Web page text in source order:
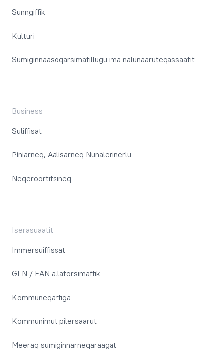
Sunngiffik
Kulturi
Sumiginnaasoqarsimatillugu ima nalunaaruteqassaatit
Business
Suliffisat
Piniarneq, Aalisarneq Nunalerinerlu
Neqeroortitsineq
Iserasuaatit
Immersuiffissat
GLN / EAN allatorsimaffik
Kommuneqarfiga
Kommunimut pilersaarut
Meeraq sumiginnarneqaraagat